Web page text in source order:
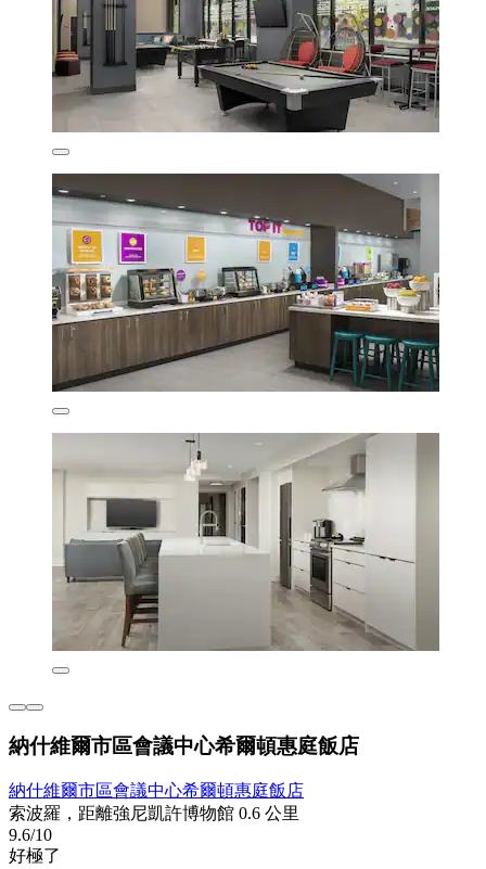
納什維爾市區會議中心希爾頓惠庭飯店
納什維爾市區會議中心希爾頓惠庭飯店
索波羅，距離強尼凱許博物館 0.6 公里
9.6/10
好極了